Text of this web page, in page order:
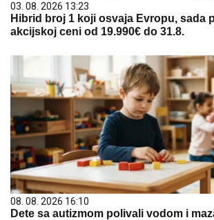
03. 08. 2026 13:23
Hibrid broj 1 koji osvaja Evropu, sada
akcijskoj ceni od 19.990€ do 31.8.
08. 08. 2026 16:10
Dete sa autizmom polivali vodom i